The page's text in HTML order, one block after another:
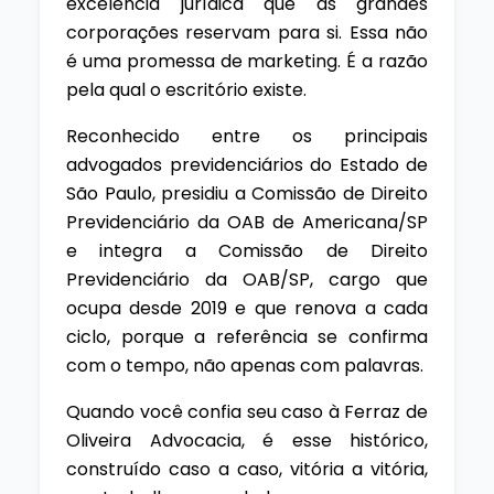
corporações reservam para si. Essa não
é uma promessa de marketing. É a razão
pela qual o escritório existe.
Reconhecido entre os principais
advogados previdenciários do Estado de
São Paulo, presidiu a Comissão de Direito
Previdenciário da OAB de Americana/SP
e integra a Comissão de Direito
Previdenciário da OAB/SP, cargo que
ocupa desde 2019 e que renova a cada
ciclo, porque a referência se confirma
com o tempo, não apenas com palavras.
Quando você confia seu caso à Ferraz de
Oliveira Advocacia, é esse histórico,
construído caso a caso, vitória a vitória,